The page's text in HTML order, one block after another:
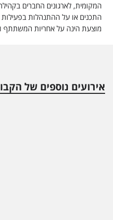
המקומית, לארגונים החברים
התכנים או על ההתנהלות
מוצעת הינה על אחריות המשתתף
אירועים נוספים של